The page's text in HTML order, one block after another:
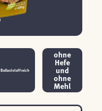
Ballaststoffreich
ohne
Hefe
und
ohne
Mehl